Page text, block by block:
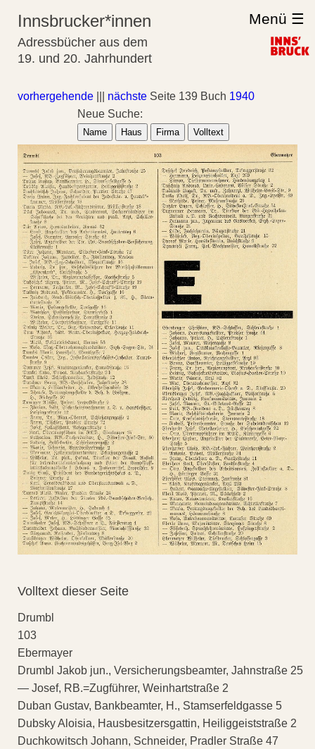
Innsbrucker*innen
Adressbücher aus dem
19. und 20. Jahrhundert
Menü ☰
vorhergehende nächste Seite 139 Buch 1940
Neue Suche:
Name Haus Firma Volltext
Volltext dieser Seite
Drumbl
103
Ebermayer
Drumbl Jakob jun., Versicherungsbeamter, Jahnstraße 25
— Josef, RB.=Zugführer, Weinhartstraße 2
Duban Gustav, Bankbeamter, H., Stamserfeldgasse 5
Dubsky Aloisia, Hausbesitzersgattin, Heiliggeiststraße 2
Duchkowitsch Johann, Schneider, Pradler Straße 47